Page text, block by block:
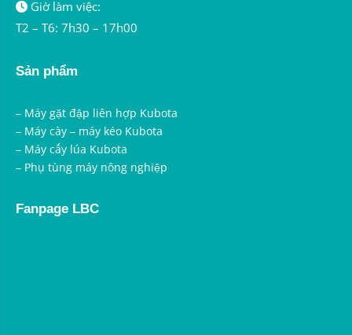
Giờ làm việc:
T2 – T6: 7h30 – 17h00
Sản phẩm
– Máy gặt đập liên hợp Kubota
– Máy cày – máy kéo Kubota
– Máy cấy lúa Kubota
– Phụ tùng máy nông nghiệp
Fanpage LBC